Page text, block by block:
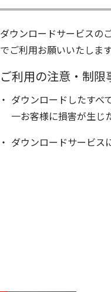
ダウンロードサービスの
でご利用お願いいたしま
ご利用の注意・制限
ダウンロードしたすべ
一お客様に損害が生じ
ダウンロードサービス
ファイルの内容は、